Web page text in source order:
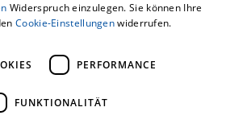
Widerspruch einzulegen. Sie können Ihre
Cookie-Einstellungenwiderrufen.
PERFORMANCE
FUNKTIONALITÄT